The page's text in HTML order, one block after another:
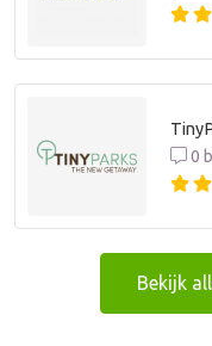
0
Bekijk